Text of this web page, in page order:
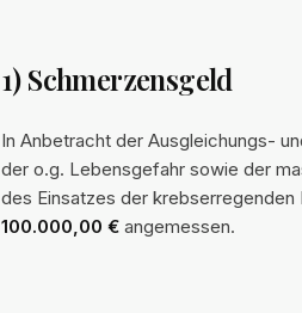
1) Schmerzensgeld
In Anbetracht der Ausgleichungs-
der o.g. Lebensgefahr sowie der
des Einsatzes der krebserregenden
100.000,00 € angemessen.